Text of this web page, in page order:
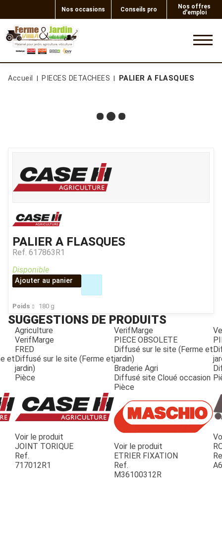
Nos occasions Conseils pro
Nos offres
d'emploi
JOUET
ESPACES VERTS
Accueil PIECES DETACHEES PALIER A FLASQUES
PALIER A FLASQUES
Ref. 617863R1
Poids 180 g
Disponible
Ajouter au panier
SUGGESTIONS DE PRODUITS
et
Agriculture
VerifMarge
FRED
Diffusé sur le site (Ferme et
jardin)
Pièce
Voir le produit
JOINT TORIQUE
Ref.
717012R1
VerifMarge
PIECE OBSOLETE
Diffusé sur le site (Ferme et
jardin)
Braderie Agri
Diffusé site Cloué occasion
Pièce
Voir le produit
ETRIER FIXATION
Ref.
M36100312R